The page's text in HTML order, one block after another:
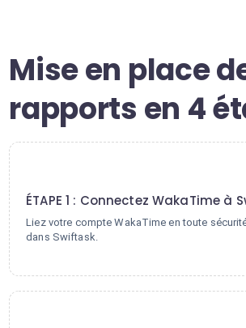
Mise en place
rapports en 4
ÉTAPE 1 : Connectez WakaTime à
Liez votre compte WakaTime en toute
dans Swiftask.